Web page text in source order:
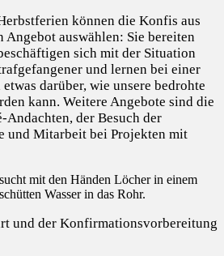
können die Konfis aus
Angebot auswählen: Sie bereiten
sich mit der Situation
und lernen bei einer
darüber, wie unsere bedrohte
kann. Weitere Angebote sind die
der Besuch der
und Mitarbeit bei Projekten mit
und der Konfirmationsvorbereitung